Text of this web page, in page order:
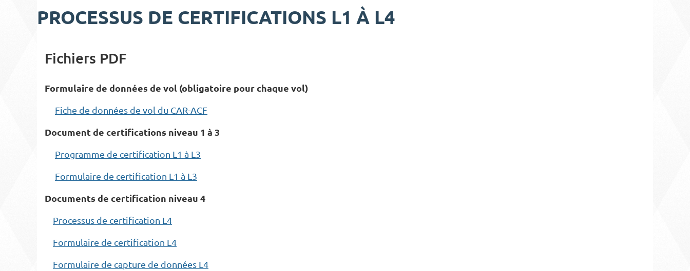
PROCESSUS DE CERTIFICATIONS L1 À L4
Fichiers PDF
Formulaire de données de vol (obligatoire pour chaque vol)
Fiche de données de vol du CAR-ACF
Document de certifications niveau 1 à 3
Programme de certification L1 à L3
Formulaire de certification L1 à L3
Documents de certification niveau 4
Processus de certification L4
Formulaire de certification L4
Formulaire de capture de données L4